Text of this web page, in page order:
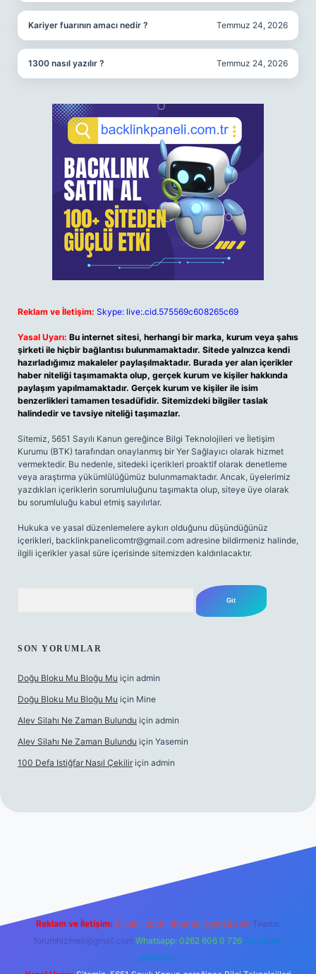
Kariyer fuarının amacı nedir ? Temmuz 24, 2026
1300 nasıl yazılır ? Temmuz 24, 2026
Reklam ve İletişim: Skype: live:.cid.575569c608265c69
Yasal Uyarı: Bu internet sitesi, herhangi bir marka, kurum veya şahıs
şirketi ile hiçbir bağlantısı bulunmamaktadır. Sitede yalnızca kendi
hazırladığımız makaleler paylaşılmaktadır. Burada yer alan içerikler
haber niteliği taşımamakta olup, gerçek kurum ve kişiler hakkında
paylaşım yapılmamaktadır. Gerçek kurum ve kişiler ile isim
benzerlikleri tamamen tesadüfidir. Sitemizdeki bilgiler taslak
halindedir ve tavsiye niteliği taşımazlar.
Sitemiz, 5651 Sayılı Kanun gereğince Bilgi Teknolojileri ve İletişim
Kurumu (BTK) tarafından onaylanmış bir Yer Sağlayıcı olarak hizmet
vermektedir. Bu nedenle, sitedeki içerikleri proaktif olarak denetleme
veya araştırma yükümlülüğümüz bulunmamaktadır. Ancak, üyelerimiz
yazdıkları içeriklerin sorumluluğunu taşımakta olup, siteye üye olarak
bu sorumluluğu kabul etmiş sayılırlar.
Hukuka ve yasal düzenlemelere aykırı olduğunu düşündüğünüz
içerikleri, backlinkpanelicomtr@gmail.com adresine bildirmeniz halinde,
ilgili içerikler yasal süre içerisinde sitemizden kaldırılacaktır.
SON YORUMLAR
Doğu Bloku Mu Bloğu Mu için admin
Doğu Bloku Mu Bloğu Mu için Mine
Alev Silahı Ne Zaman Bulundu için admin
Alev Silahı Ne Zaman Bulundu için Yasemin
100 Defa Istiğfar Nasıl Çekilir için admin
Reklam ve İletişim: E-mail: backlinkpaneli@gmail.com Teams:
forumhizmeti@gmail.com Whatsapp: 0262 606 0 726 Telegram:
@karabul